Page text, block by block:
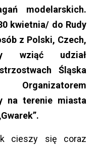
modelarskich.
kwietnia/ do Rudy
z Polski, Czech,
wziąć udział
Śląska
Organizatorem
na terenie miasta
cieszy się coraz